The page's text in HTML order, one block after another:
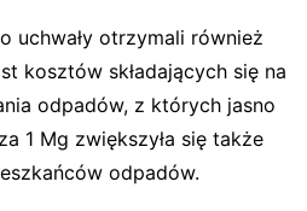
uchwały otrzymali również
kosztów składających się na
odpadów, z których jasno
1 Mg zwiększyła się także
odpadów.